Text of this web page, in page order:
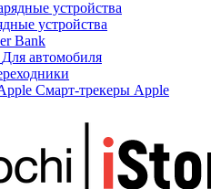
устройства
Bank
Для автомобиля
Смарт-трекеры Apple